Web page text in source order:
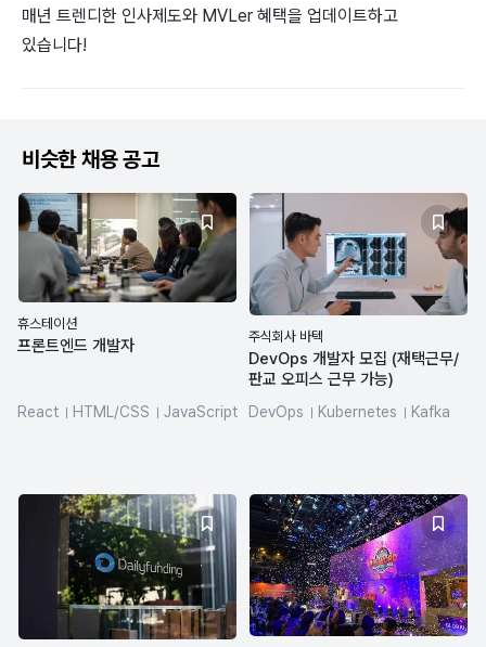
매년 트렌디한 인사제도와 MVLer 혜택을 업데이트하고
있습니다!
비슷한 채용 공고
휴스테이션
프론트엔드 개발자
React HTML/CSS
JavaScript
주식회사 바텍
DevOps 개발자 모집 (재택근무/
판교 오피스 근무 가능)
DevOps Kubernetes
Kafka